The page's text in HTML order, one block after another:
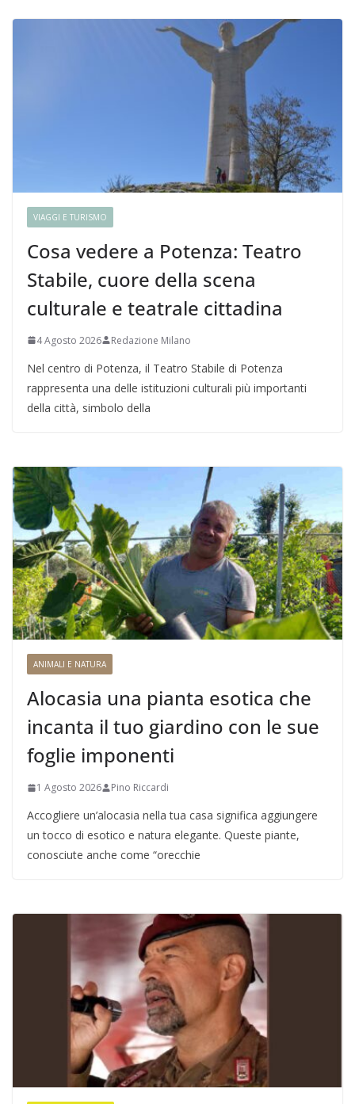
VIAGGI E TURISMO
Cosa vedere a Potenza: Teatro
Stabile, cuore della scena
culturale e teatrale cittadina
4 Agosto 2026 Redazione Milano
Nel centro di Potenza, il Teatro Stabile di Potenza
rappresenta una delle istituzioni culturali più importanti
della città, simbolo della
ANIMALI E NATURA
Alocasia una pianta esotica che
incanta il tuo giardino con le sue
foglie imponenti
1 Agosto 2026 Pino Riccardi
Accogliere un’alocasia nella tua casa significa aggiungere
un tocco di esotico e natura elegante. Queste piante,
conosciute anche come “orecchie